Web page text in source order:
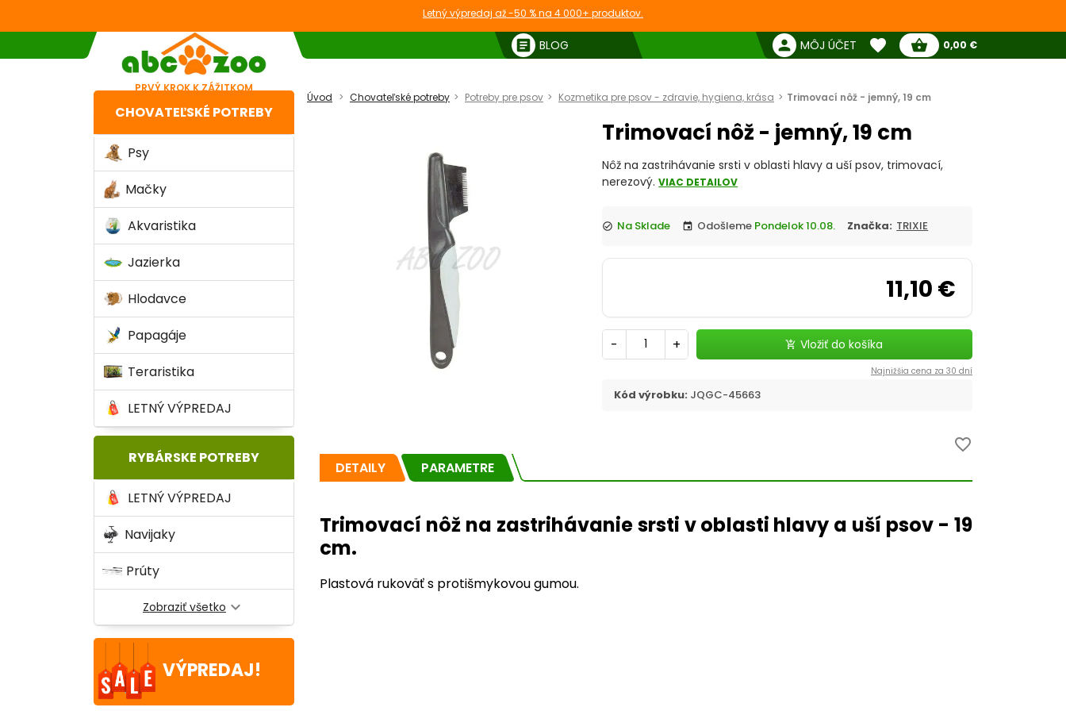
Letný výpredaj až -50 % na 4 000+ produktov.
PRVÝ KROK K ZÁŽITKOM
article BLOG person MÔJ ÚČET favorite
Obľúbené produkty
shopping_basket
Pokladňa
0,00 €
CHOVATEĽSKÉ POTREBY
Psy
Mačky
Akvaristika
Jazierka
Hlodavce
Papagáje
Teraristika
LETNÝ VÝPREDAJ
RYBÁRSKE POTREBY
LETNÝ VÝPREDAJ
Navijaky
Prúty
Zobraziť všetko expand_more
VÝPREDAJ!
Úvod Chovateľské potreby Potreby pre psov Kozmetika pre psov - zdravie, hygiena, krása Trimovací nôž - jemný, 19 cm
Trimovací nôž - jemný, 19 cm
Nôž na zastrihávanie srsti v oblasti hlavy a uší psov, trimovací,
nerezový.VIAC DETAILOV
check_circle Na Sklade event Odošleme Pondelok 10.08. Značka: TRIXIE
11,10 €
- + add_shopping_cart Vložiť do košíka
Najnižšia cena za 30 dní
Kód výrobku: JQGC-45663
favorite_border
DETAILY PARAMETRE
Trimovací nôž na zastrihávanie srsti v oblasti hlavy a uší psov - 19
cm.
Plastová rukoväť s protišmykovou gumou.